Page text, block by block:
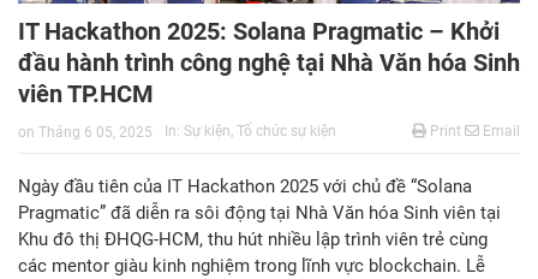
IT Hackathon 2025: Solana Pragmatic – Khởi
đầu hành trình công nghệ tại Nhà Văn hóa Sinh
viên TP.HCM
on Tháng 6 05, 2025 In: Sự kiện, Tổ chức sự kiện Print Email
Ngày đầu tiên của IT Hackathon 2025 với chủ đề “Solana
Pragmatic” đã diễn ra sôi động tại Nhà Văn hóa Sinh viên tại
Khu đô thị ĐHQG-HCM, thu hút nhiều lập trình viên trẻ cùng
các mentor giàu kinh nghiệm trong lĩnh vực blockchain. Lễ